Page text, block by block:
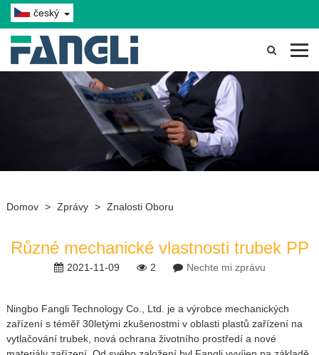
český
Domov > Zprávy > Znalosti Oboru
Různé mechanické vlastnosti trubek PP
2021-11-09 2 Nechte mi zprávu
Ningbo Fangli Technology Co., Ltd. je a výrobce mechanických
zařízení s téměř 30letými zkušenostmi v oblasti plastů zařízení na
vytlačování trubek, nová ochrana životního prostředí a nové